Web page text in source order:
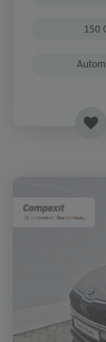
150